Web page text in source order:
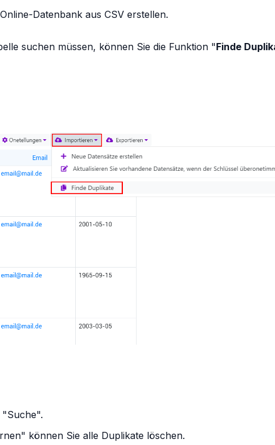
Datenbank aus CSV erstellen.
suchen müssen, können Sie die Funktion "Finde
"Suche".
können Sie alle Duplikate löschen.